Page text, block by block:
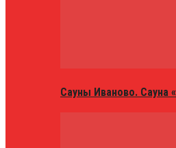
Сауны Иваново. Сауна